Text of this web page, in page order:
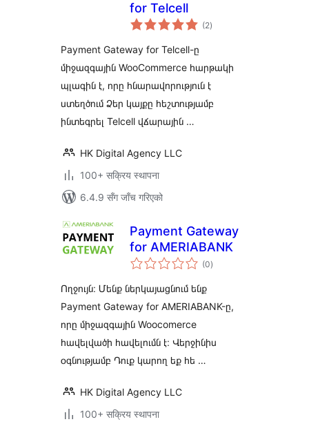
for Telcell
(2कुल
रेटिङ्गहरू
)
Payment Gateway for Telcell-ը
միջազգային WooCommerce հարթակի
պլագին է, որը հնարավորություն է
ստեղծում Ձեր կայքը հեշտությամբ
ինտեգրել Telcell վճարային …
HK Digital Agency LLC
100+ सक्रिय स्थापना
6.4.9 सँग जाँच गरिएको
Payment Gateway
for AMERIABANK
(0कुल
रेटिङ्गहरू
)
Ողջույն։ Մենք ներկայացնում ենք
Payment Gateway for AMERIABANK-ը,
որը միջազգային Woocomerce
հավելվածի հավելումն է։ Վերջինիս
օգնությամբ Դուք կարող եք հե …
HK Digital Agency LLC
100+ सक्रिय स्थापना